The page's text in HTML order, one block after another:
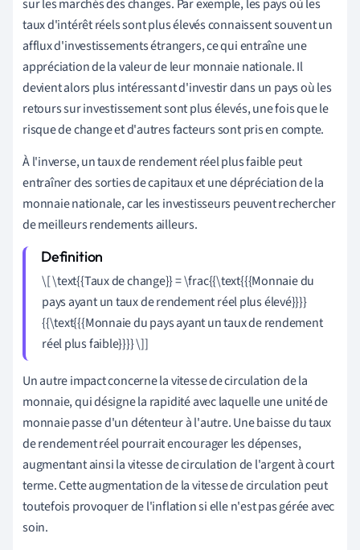
sur les marchés des changes. Par exemple, les pays où les
taux d'intérêt réels sont plus élevés connaissent souvent un
afflux d'investissements étrangers, ce qui entraîne une
appréciation de la valeur de leur monnaie nationale. Il
devient alors plus intéressant d'investir dans un pays où les
retours sur investissement sont plus élevés, une fois que le
risque de change et d'autres facteurs sont pris en compte.
À l'inverse, un taux de rendement réel plus faible peut
entraîner des sorties de capitaux et une dépréciation de la
monnaie nationale, car les investisseurs peuvent rechercher
de meilleurs rendements ailleurs.
\[ \text{{Taux de change}} = \frac{{\text{{{Monnaie du
pays ayant un taux de rendement réel plus élevé}}}}
{{\text{{{Monnaie du pays ayant un taux de rendement
réel plus faible}}}} \]]
Un autre impact concerne la vitesse de circulation de la
monnaie, qui désigne la rapidité avec laquelle une unité de
monnaie passe d'un détenteur à l'autre. Une baisse du taux
de rendement réel pourrait encourager les dépenses,
augmentant ainsi la vitesse de circulation de l'argent à court
terme. Cette augmentation de la vitesse de circulation peut
toutefois provoquer de l'inflation si elle n'est pas gérée avec
soin.